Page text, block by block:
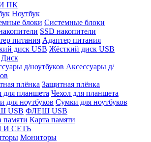
ПК
Ноутбук
Системные блоки
SSD накопители
Адаптер питания
Жёсткий диск USB
Диск
Аксессуары д/
Защитная плёнка
Чехол для планшета
Сумки для ноутбуков
ФЛЕШ USB
Карта памяти
И СЕТЬ
Мониторы